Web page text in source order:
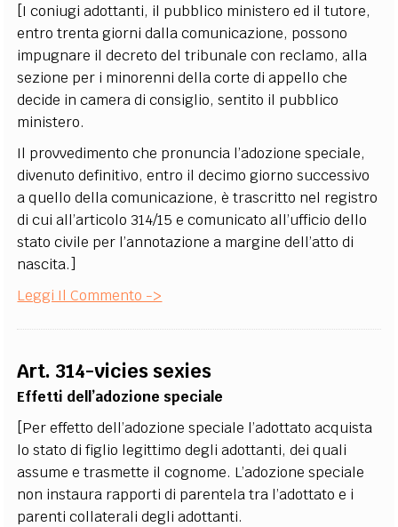
[I coniugi adottanti, il pubblico ministero ed il tutore,
entro trenta giorni dalla comunicazione, possono
impugnare il decreto del tribunale con reclamo, alla
sezione per i minorenni della corte di appello che
decide in camera di consiglio, sentito il pubblico
ministero.
Il provvedimento che pronuncia l’adozione speciale,
divenuto definitivo, entro il decimo giorno successivo
a quello della comunicazione, è trascritto nel registro
di cui all’articolo 314/15 e comunicato all’ufficio dello
stato civile per l’annotazione a margine dell’atto di
nascita.]
Leggi Il Commento ->
Art. 314-vicies sexies
Effetti dell’adozione speciale
[Per effetto dell’adozione speciale l’adottato acquista
lo stato di figlio legittimo degli adottanti, dei quali
assume e trasmette il cognome. L’adozione speciale
non instaura rapporti di parentela tra l’adottato e i
parenti collaterali degli adottanti.